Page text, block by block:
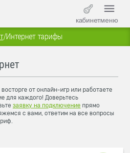
кабинетменю
/Интернет тарифы
от онлайн-игр или работаете
для каждого! Доверьтесь
заявку на подключение прямо
с вами, ответим на все вопросы